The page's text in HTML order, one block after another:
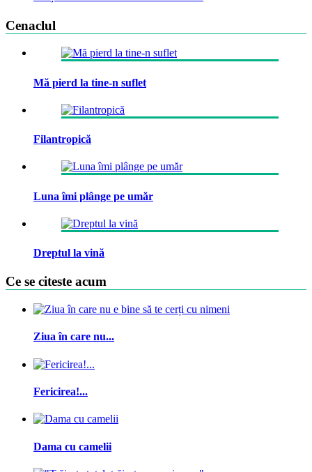
Cenaclul
Mă pierd la tine-n suflet
Filantropică
Luna îmi plânge pe umăr
Dreptul la vină
Ce se citeste acum
Ziua în care nu...
Fericirea!...
Dama cu camelii